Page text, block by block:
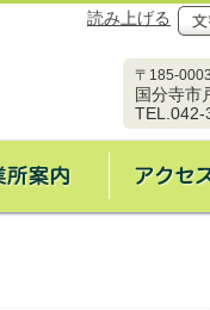
読み上げる
〒185-0003
国分寺市
TEL.042-
社協のあゆみ